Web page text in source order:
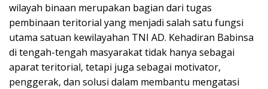
wilayah binaan merupakan bagian dari tugas
pembinaan teritorial yang menjadi salah satu fungsi
utama satuan kewilayahan TNI AD. Kehadiran Babinsa
di tengah-tengah masyarakat tidak hanya sebagai
aparat teritorial, tetapi juga sebagai motivator,
penggerak, dan solusi dalam membantu mengatasi